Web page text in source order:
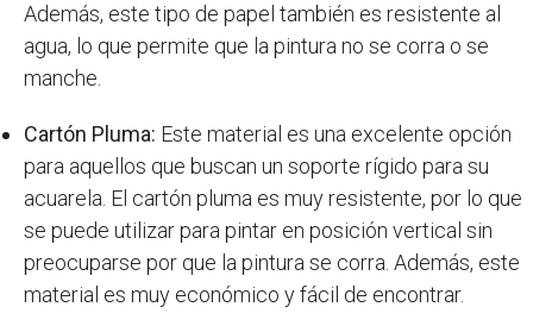
Además, este tipo de papel también es resistente al
agua, lo que permite que la pintura no se corra o se
manche.
Cartón Pluma: Este material es una excelente opción
para aquellos que buscan un soporte rígido para su
acuarela. El cartón pluma es muy resistente, por lo que
se puede utilizar para pintar en posición vertical sin
preocuparse por que la pintura se corra. Además, este
material es muy económico y fácil de encontrar.